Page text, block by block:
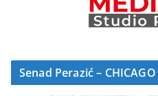
Senad Perazić – CHICAGO